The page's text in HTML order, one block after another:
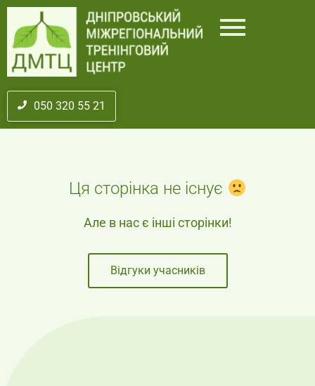
050 320 55 21
Ця сторінка не існує
Але в нас є інші сторінки!
Відгуки учасників